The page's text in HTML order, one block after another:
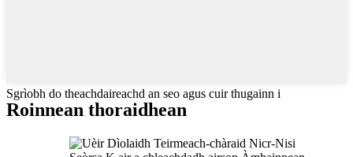
Sgrìobh do theachdaireachd an seo agus cuir thugainn i
Roinnean thoraidhean